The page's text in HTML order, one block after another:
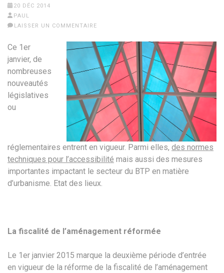
20 DÉC 2014
PAUL
LAISSER UN COMMENTAIRE
Ce 1er
janvier, de
nombreuses
nouveautés
législatives
ou
réglementaires entrent en vigueur. Parmi elles, des normes
techniques pour l’accessibilité mais aussi des mesures
importantes impactant le secteur du BTP en matière
d’urbanisme. Etat des lieux.
La fiscalité de l’aménagement réformée
Le 1er janvier 2015 marque la deuxième période d’entrée
en vigueur de la réforme de la fiscalité de l’aménagement